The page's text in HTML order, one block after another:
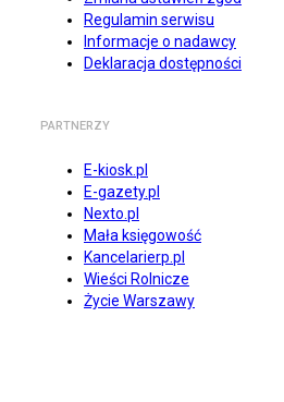
Regulamin serwisu
Informacje o nadawcy
Deklaracja dostępności
PARTNERZY
E-kiosk.pl
E-gazety.pl
Nexto.pl
Mała księgowość
Kancelarierp.pl
Wieści Rolnicze
Życie Warszawy